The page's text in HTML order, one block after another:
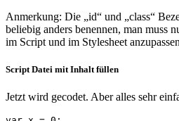
Anmerkung: Die „id“ und „class“
beliebig anders benennen, man muss
im Script und im Stylesheet
Script Datei mit Inhalt füllen
Jetzt wird gecodet. Aber alles sehr